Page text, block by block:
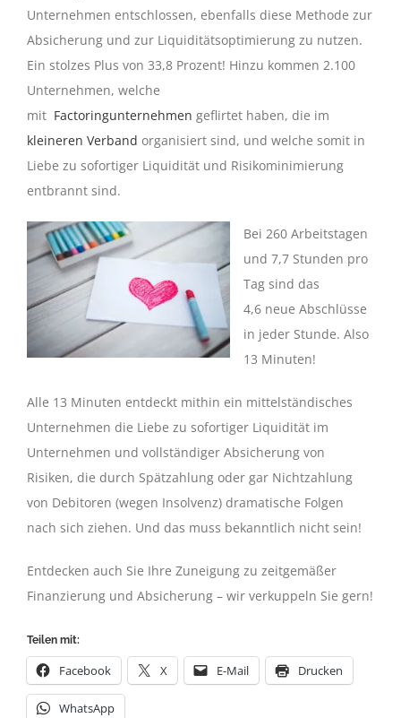
Unternehmen entschlossen, ebenfalls diese Methode zur
Absicherung und zur Liquiditätsoptimierung zu nutzen.
Ein stolzes Plus von 33,8 Prozent! Hinzu kommen 2.100
Unternehmen, welche
mit Factoringunternehmen geflirtet haben, die im
kleineren Verband organisiert sind, und welche somit in
Liebe zu sofortiger Liquidität und Risikominimierung
entbrannt sind.
Bei 260 Arbeitstagen
und 7,7 Stunden pro
Tag sind das
4,6 neue Abschlüsse
in jeder Stunde. Also
13 Minuten!
Alle 13 Minuten entdeckt mithin ein mittelständisches
Unternehmen die Liebe zu sofortiger Liquidität im
Unternehmen und vollständiger Absicherung von
Risiken, die durch Spätzahlung oder gar Nichtzahlung
von Debitoren (wegen Insolvenz) dramatische Folgen
nach sich ziehen. Und das muss bekanntlich nicht sein!
Entdecken auch Sie Ihre Zuneigung zu zeitgemäßer
Finanzierung und Absicherung – wir verkuppeln Sie gern!
Teilen mit:
Facebook X E-Mail Drucken
WhatsApp